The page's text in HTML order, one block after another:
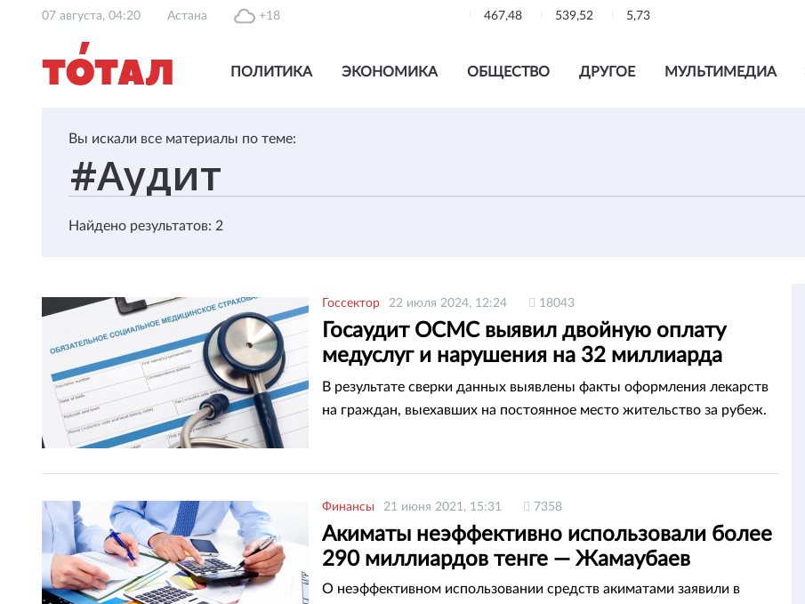
07 августа, 04:20 Астана +18 467,48 539,52 5,73
ПОЛИТИКА ЭКОНОМИКА ОБЩЕСТВО ДРУГОЕ МУЛЬТИМЕДИА
Вы искали все материалы по теме:
Найдено результатов: 2
Госсектор 22 июля 2024, 12:24 18043
Госаудит ОСМС выявил двойную оплату
медуслуг и нарушения на 32 миллиарда
тенге
В результате сверки данных выявлены факты оформления лекарств
на граждан, выехавших на постоянное место жительство за рубеж.
Финансы 21 июня 2021, 15:31 7358
Акиматы неэффективно использовали более
290 миллиардов тенге — Жамаубаев
О неэффективном использовании средств акиматами заявили в